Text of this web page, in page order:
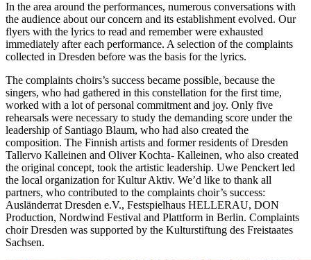
In the area around the performances, numerous conversations with
the audience about our concern and its establishment evolved. Our
flyers with the lyrics to read and remember were exhausted
immediately after each performance. A selection of the complaints
collected in Dresden before was the basis for the lyrics.
The complaints choirs’s success became possible, because the
singers, who had gathered in this constellation for the first time,
worked with a lot of personal commitment and joy. Only five
rehearsals were necessary to study the demanding score under the
leadership of Santiago Blaum, who had also created the
composition. The Finnish artists and former residents of Dresden
Tallervo Kalleinen and Oliver Kochta- Kalleinen, who also created
the original concept, took the artistic leadership. Uwe Penckert led
the local organization for Kultur Aktiv. We’d like to thank all
partners, who contributed to the complaints choir’s success:
Ausländerrat Dresden e.V., Festspielhaus HELLERAU, DON
Production, Nordwind Festival and Plattform in Berlin. Complaints
choir Dresden was supported by the Kulturstiftung des Freistaates
Sachsen.